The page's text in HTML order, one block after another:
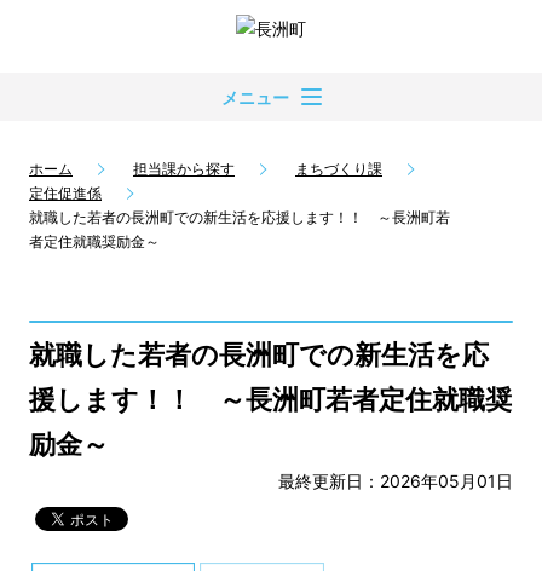
メニュー
ホーム 担当課から探す
まちづくり課
定住促進係
就職した若者の長洲町での新生活を応援します！！ ～長洲町若
者定住就職奨励金～
就職した若者の長洲町での新生活を応
援します！！ ～長洲町若者定住就職奨
励金～
最終更新日：2026年05月01日